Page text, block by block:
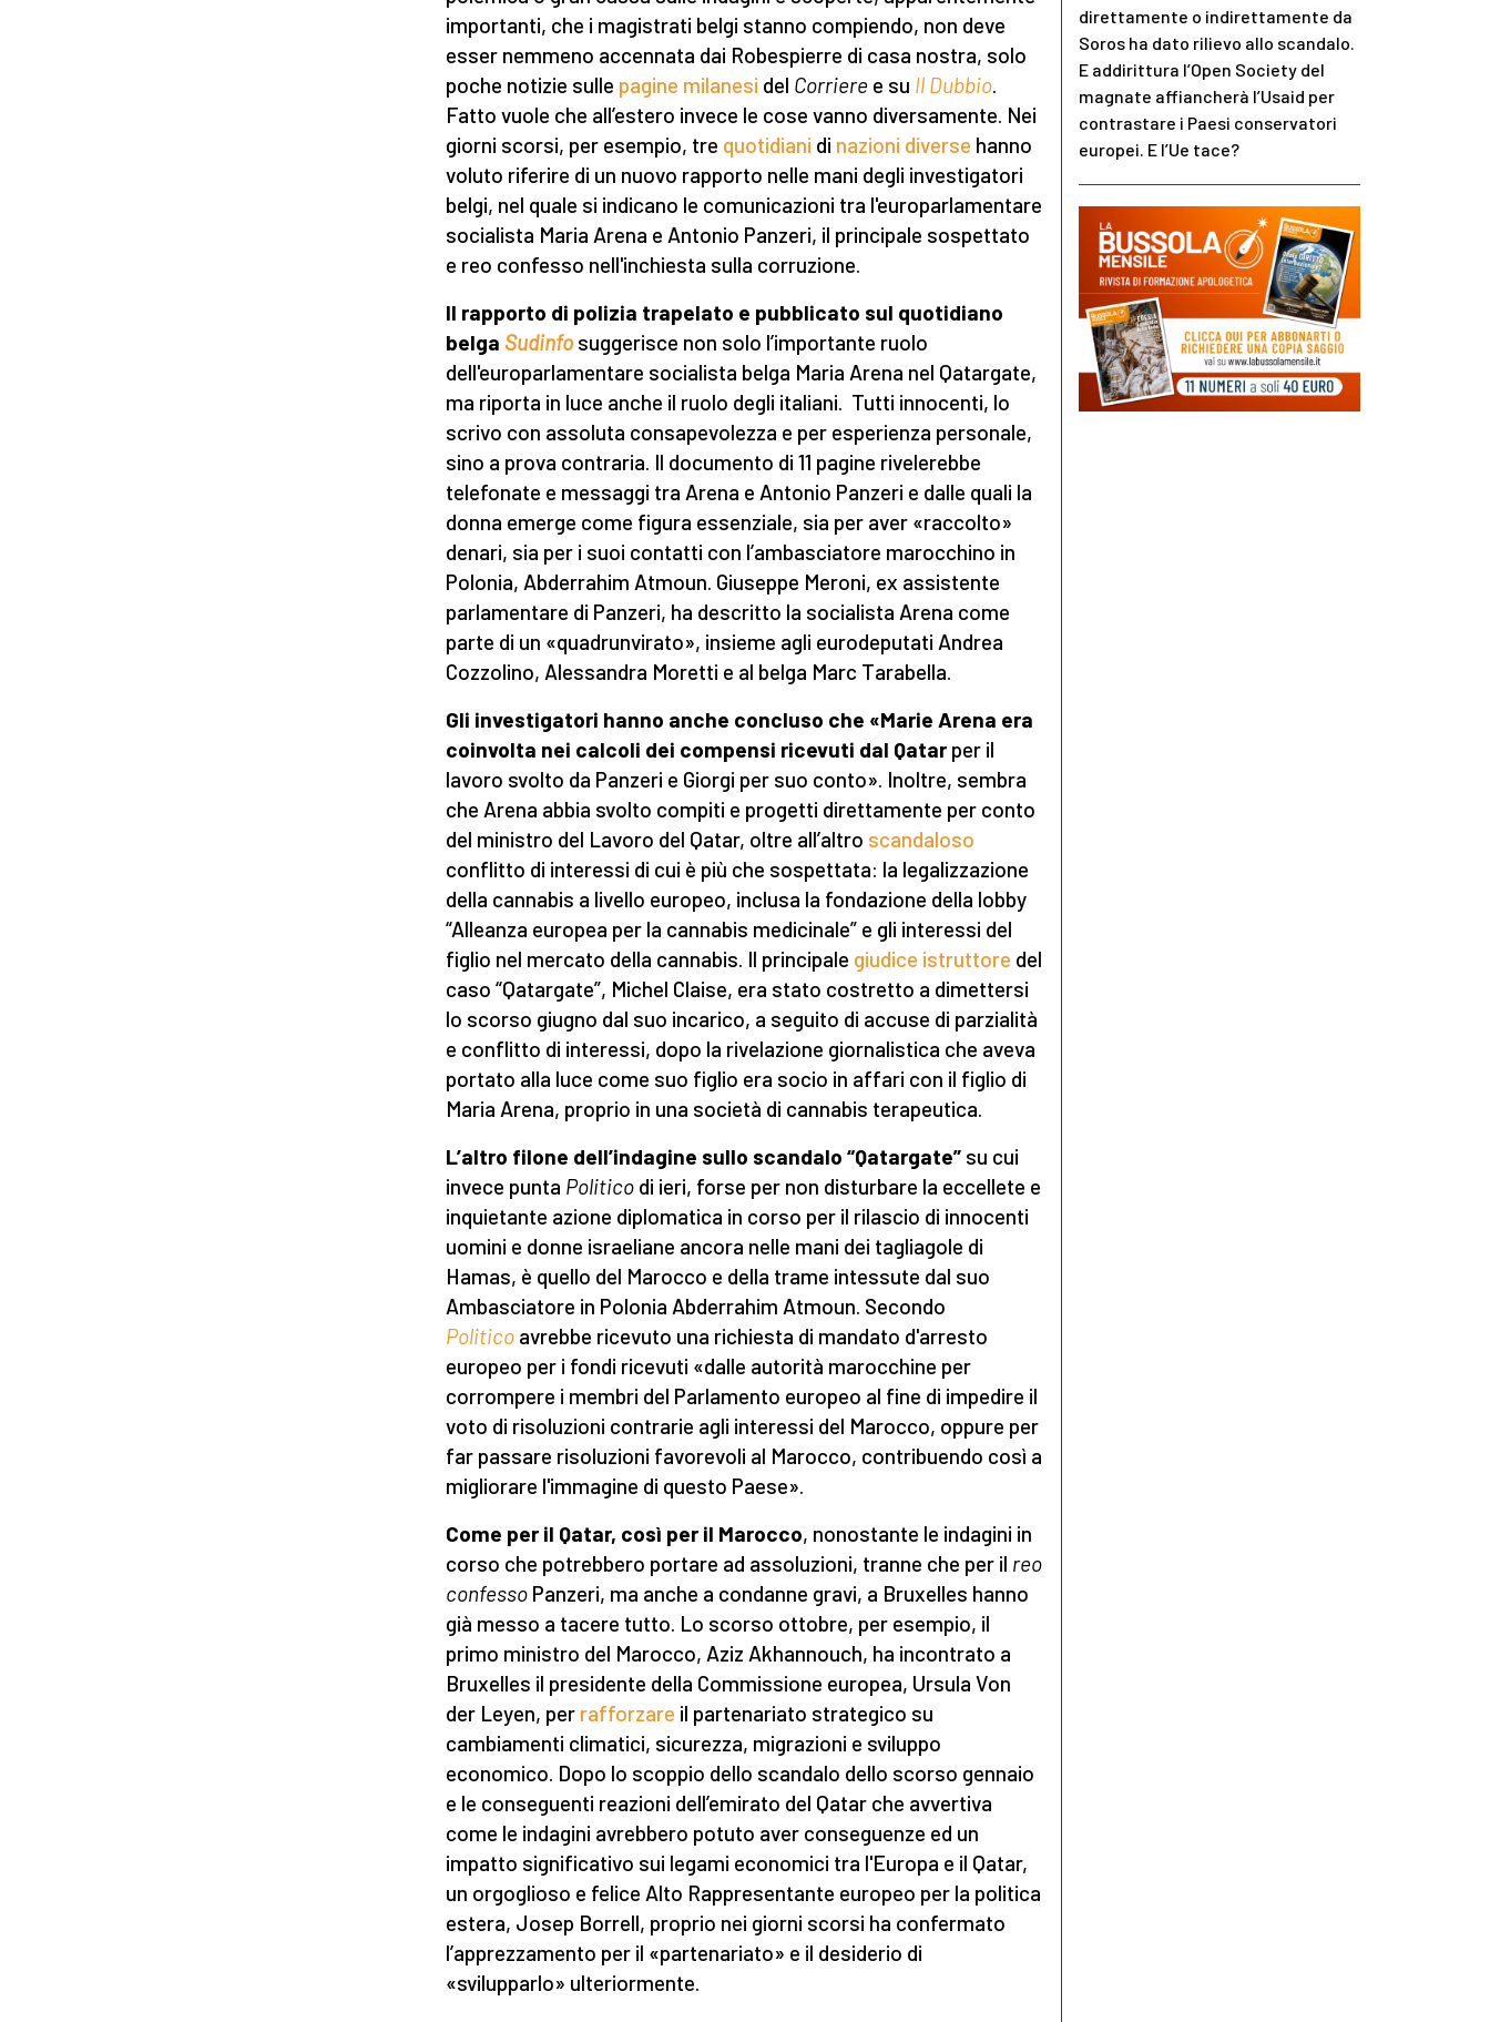
importanti, che i magistrati belgi stanno compiendo, non deve
esser nemmeno accennata dai Robespierre di casa nostra, solo
poche notizie sulle pagine milanesi del Corriere e su Il Dubbio.
Fatto vuole che all’estero invece le cose vanno diversamente. Nei
giorni scorsi, per esempio, tre quotidiani di nazioni diverse hanno
voluto riferire di un nuovo rapporto nelle mani degli investigatori
belgi, nel quale si indicano le comunicazioni tra l'europarlamentare
socialista Maria Arena e Antonio Panzeri, il principale sospettato
e reo confesso nell'inchiesta sulla corruzione.
Il rapporto di polizia trapelato e pubblicato sul quotidiano
belga Sudinfo suggerisce non solo l’importante ruolo
dell'europarlamentare socialista belga Maria Arena nel Qatargate,
ma riporta in luce anche il ruolo degli italiani. Tutti innocenti, lo
scrivo con assoluta consapevolezza e per esperienza personale,
sino a prova contraria. Il documento di 11 pagine rivelerebbe
telefonate e messaggi tra Arena e Antonio Panzeri e dalle quali la
donna emerge come figura essenziale, sia per aver «raccolto»
denari, sia per i suoi contatti con l’ambasciatore marocchino in
Polonia, Abderrahim Atmoun. Giuseppe Meroni, ex assistente
parlamentare di Panzeri, ha descritto la socialista Arena come
parte di un «quadrunvirato», insieme agli eurodeputati Andrea
Cozzolino, Alessandra Moretti e al belga Marc Tarabella.
Gli investigatori hanno anche concluso che «Marie Arena era
coinvolta nei calcoli dei compensi ricevuti dal Qatar per il
lavoro svolto da Panzeri e Giorgi per suo conto». Inoltre, sembra
che Arena abbia svolto compiti e progetti direttamente per conto
del ministro del Lavoro del Qatar, oltre all’altro scandaloso
conflitto di interessi di cui è più che sospettata: la legalizzazione
della cannabis a livello europeo, inclusa la fondazione della lobby
“Alleanza europea per la cannabis medicinale” e gli interessi del
figlio nel mercato della cannabis. Il principale giudice istruttore del
caso “Qatargate”, Michel Claise, era stato costretto a dimettersi
lo scorso giugno dal suo incarico, a seguito di accuse di parzialità
e conflitto di interessi, dopo la rivelazione giornalistica che aveva
portato alla luce come suo figlio era socio in affari con il figlio di
Maria Arena, proprio in una società di cannabis terapeutica.
L’altro filone dell’indagine sullo scandalo “Qatargate” su cui
invece punta Politico di ieri, forse per non disturbare la eccellete e
inquietante azione diplomatica in corso per il rilascio di innocenti
uomini e donne israeliane ancora nelle mani dei tagliagole di
Hamas, è quello del Marocco e della trame intessute dal suo
Ambasciatore in Polonia Abderrahim Atmoun. Secondo
Politico avrebbe ricevuto una richiesta di mandato d'arresto
europeo per i fondi ricevuti «dalle autorità marocchine per
corrompere i membri del Parlamento europeo al fine di impedire il
voto di risoluzioni contrarie agli interessi del Marocco, oppure per
far passare risoluzioni favorevoli al Marocco, contribuendo così a
migliorare l'immagine di questo Paese».
Come per il Qatar, così per il Marocco, nonostante le indagini in
corso che potrebbero portare ad assoluzioni, tranne che per il reo
confesso Panzeri, ma anche a condanne gravi, a Bruxelles hanno
già messo a tacere tutto. Lo scorso ottobre, per esempio, il
primo ministro del Marocco, Aziz Akhannouch, ha incontrato a
Bruxelles il presidente della Commissione europea, Ursula Von
der Leyen, per rafforzare il partenariato strategico su
cambiamenti climatici, sicurezza, migrazioni e sviluppo
economico. Dopo lo scoppio dello scandalo dello scorso gennaio
e le conseguenti reazioni dell’emirato del Qatar che avvertiva
come le indagini avrebbero potuto aver conseguenze ed un
impatto significativo sui legami economici tra l'Europa e il Qatar,
un orgoglioso e felice Alto Rappresentante europeo per la politica
estera, Josep Borrell, proprio nei giorni scorsi ha confermato
l’apprezzamento per il «partenariato» e il desiderio di
«svilupparlo» ulteriormente.
direttamente o indirettamente da
Soros ha dato rilievo allo scandalo.
E addirittura l’Open Society del
magnate affiancherà l’Usaid per
contrastare i Paesi conservatori
europei. E l’Ue tace?